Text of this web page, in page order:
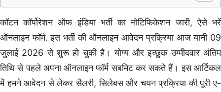
कॉटन कॉर्पोरेशन ऑफ इंडिया भर्ती का नोटिफिकेशन जारी, ऐसे भरें
ऑनलाइन फॉर्म. इस भर्ती की ऑनलाइन आवेदन प्रक्रिया आज यानी 09
जुलाई 2026 से शुरू हो चुकी है। योग्य और इच्छुक उम्मीदवार अंतिम
तिथि से पहले अपना ऑनलाइन फॉर्म सबमिट कर सकते हैं। इस आर्टिकल
में हमने आवेदन से लेकर सैलरी, सिलेबस और चयन प्रक्रिया की पूरी ए-